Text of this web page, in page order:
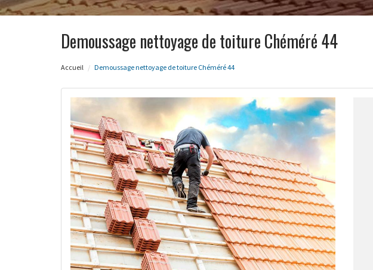
Demoussage nettoyage de toiture Chéméré 44
Accueil Demoussage nettoyage de toiture Chéméré 44